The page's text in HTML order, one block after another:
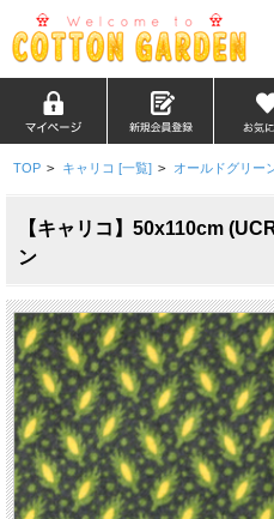
TOP > キャリコ [一覧] > オールドグリー
【キャリコ】50x110cm
ン